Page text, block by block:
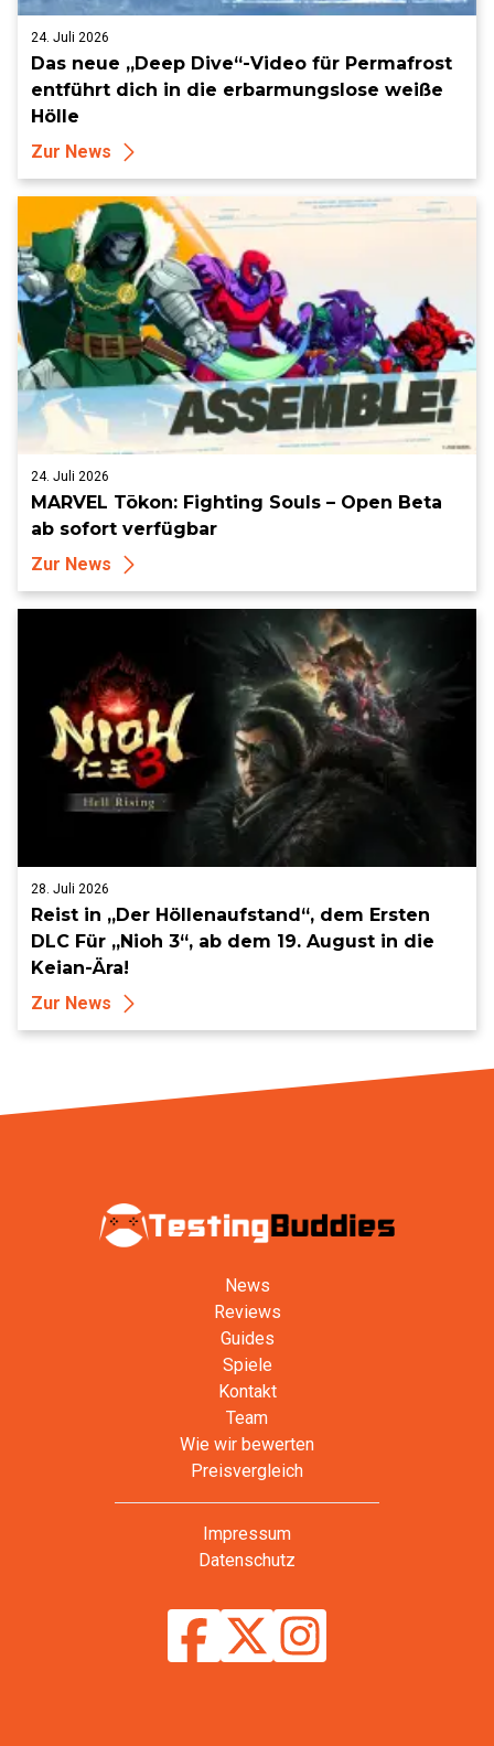
24. Juli 2026
Das neue „Deep Dive“-Video für Permafrost
entführt dich in die erbarmungslose weiße
Hölle
Zur News
24. Juli 2026
MARVEL Tōkon: Fighting Souls – Open Beta
ab sofort verfügbar
Zur News
28. Juli 2026
Reist in „Der Höllenaufstand“, dem Ersten
DLC Für „Nioh 3“, ab dem 19. August in die
Keian-Ära!
Zur News
News
Reviews
Guides
Spiele
Kontakt
Team
Wie wir bewerten
Preisvergleich
Impressum
Datenschutz